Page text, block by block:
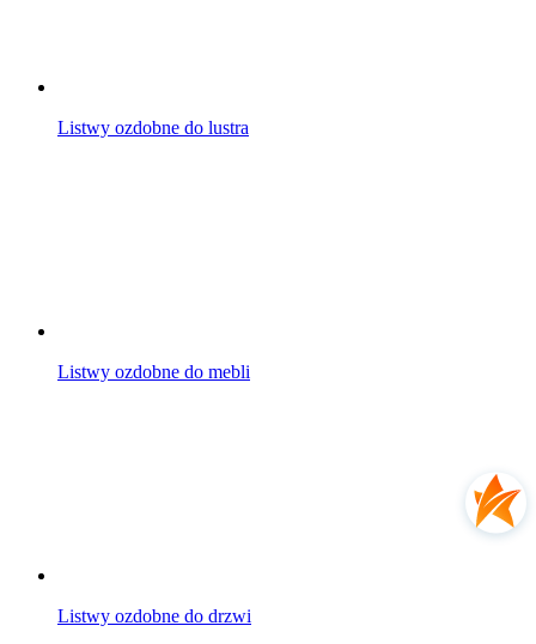
Listwy ozdobne do lustra
Listwy ozdobne do mebli
Listwy ozdobne do drzwi